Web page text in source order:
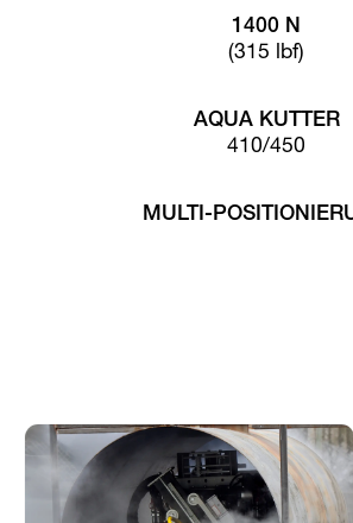
1400 N
(315 lbf)
AQUA KUTTER
410/450
MULTI-